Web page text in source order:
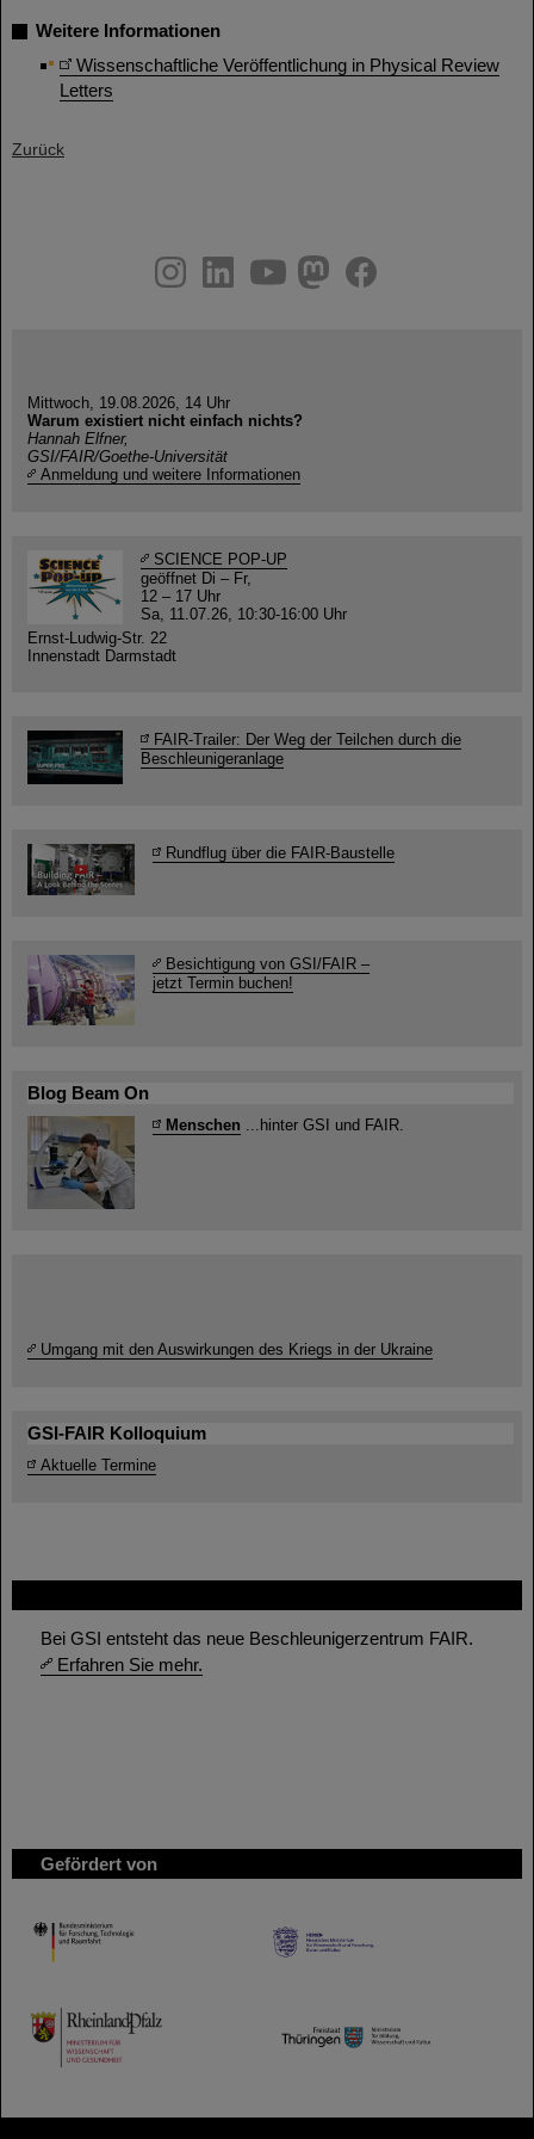
Bei GSI entsteht das neue Beschleunigerzentrum FAIR.
Erfahren Sie mehr.
Gefördert von
HMWK
TMWWDG
Weitere Informationen
Wissenschaftliche Veröffentlichung in Physical Review
Letters
Zurück
youtube
helmholtz.social
facebook
Mittwoch, 19.08.2026, 14 Uhr
Warum existiert nicht einfach nichts?
Hannah Elfner,
GSI/FAIR/Goethe-Universität
Anmeldung und weitere Informationen
SCIENCE POP-UP
geöffnet Di – Fr,
12 – 17 Uhr
Sa, 11.07.26, 10:30-16:00 Uhr
Ernst-Ludwig-Str. 22
Innenstadt Darmstadt
FAIR-Trailer: Der Weg der Teilchen durch die
Beschleunigeranlage
Rundflug über die FAIR-Baustelle
Besichtigung von GSI/FAIR –
jetzt Termin buchen!
Blog Beam On
Menschen ...hinter GSI und FAIR.
Umgang mit den Auswirkungen des Kriegs in der Ukraine
GSI-FAIR Kolloquium
Aktuelle Termine